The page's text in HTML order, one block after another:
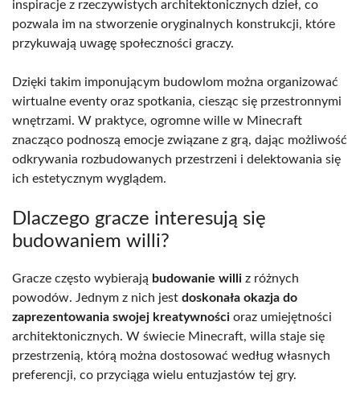
inspiracje z rzeczywistych architektonicznych dzieł, co
pozwala im na stworzenie oryginalnych konstrukcji, które
przykuwają uwagę społeczności graczy.
Dzięki takim imponującym budowlom można organizować
wirtualne eventy oraz spotkania, ciesząc się przestronnymi
wnętrzami. W praktyce, ogromne wille w Minecraft
znacząco podnoszą emocje związane z grą, dając możliwość
odkrywania rozbudowanych przestrzeni i delektowania się
ich estetycznym wyglądem.
Dlaczego gracze interesują się
budowaniem willi?
Gracze często wybierają budowanie willi z różnych
powodów. Jednym z nich jest doskonała okazja do
zaprezentowania swojej kreatywności oraz umiejętności
architektonicznych. W świecie Minecraft, willa staje się
przestrzenią, którą można dostosować według własnych
preferencji, co przyciąga wielu entuzjastów tej gry.